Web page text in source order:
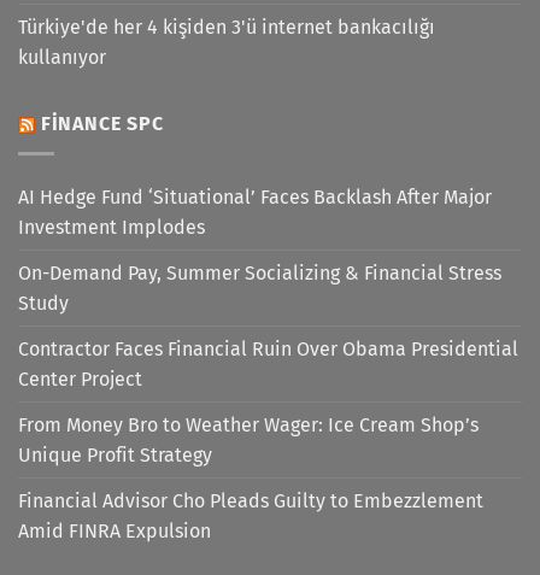
Türkiye'de her 4 kişiden 3'ü internet bankacılığı
kullanıyor
FINANCE SPC
AI Hedge Fund ‘Situational’ Faces Backlash After Major
Investment Implodes
On-Demand Pay, Summer Socializing & Financial Stress
Study
Contractor Faces Financial Ruin Over Obama Presidential
Center Project
From Money Bro to Weather Wager: Ice Cream Shop’s
Unique Profit Strategy
Financial Advisor Cho Pleads Guilty to Embezzlement
Amid FINRA Expulsion